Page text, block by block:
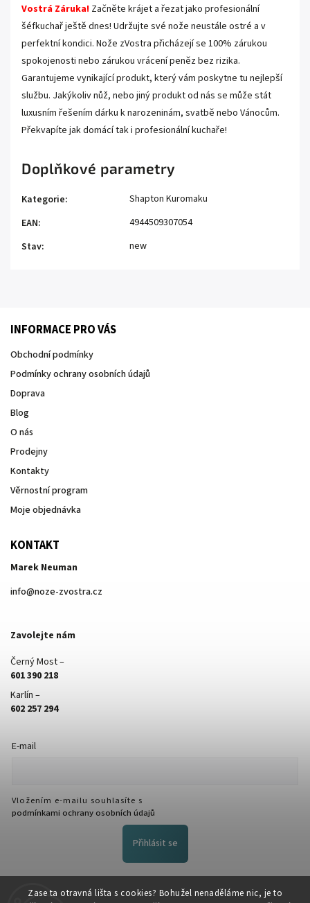
Zase ta otravná lišta s cookies? Bohužel nenaděláme nic, je to
Vostrá Záruka! Začněte krájet a řezat jako profesionální
šéfkuchař ještě dnes! Udržujte své nože neustále ostré a v
perfektní kondici. Nože zVostra přicházejí se 100% zárukou
spokojenosti nebo zárukou vrácení peněz bez rizika.
Garantujeme vynikající produkt, který vám poskytne tu nejlepší
službu. Jakýkoliv nůž, nebo jiný produkt od nás se může stát
luxusním řešením dárku k narozeninám, svatbě nebo Vánocům.
Překvapíte jak domácí tak i profesionální kuchaře!
Doplňkové parametry
Kategorie:
Shapton Kuromaku
EAN:
4944509307054
Stav: new
INFORMACE PRO VÁS
Obchodní podmínky
Podmínky ochrany osobních údajů
Doprava
Blog
O nás
Prodejny
Kontakty
Věrnostní program
Moje objednávka
KONTAKT
Marek Neuman
info@noze-zvostra.cz
Zavolejte nám
Černý Most –
601 390 218
Karlín –
602 257 294
E-mail
Vložením e-mailu souhlasíte s
podmínkami ochrany osobních údajů
Přihlásit se
FACEBOOK